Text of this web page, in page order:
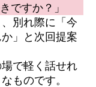
ですか？」
別れ際に「今
」と次回提案
で軽く話せれ
ものです。